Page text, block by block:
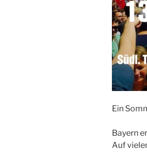
Ein
Bayern
Auf